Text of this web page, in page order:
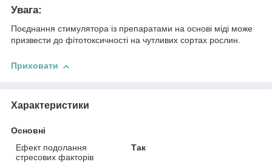
Увага:
Поєднання стимулятора із препаратами на основі міді може
призвести до фітотоксичності на чутливих сортах рослин.
Приховати
Характеристики
Основні
Ефект подолання
стресових факторів
Так